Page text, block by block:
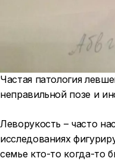
Частая патология
неправильной позе и
Леворукость – часто
исследованиях
семье кто-то когда-то